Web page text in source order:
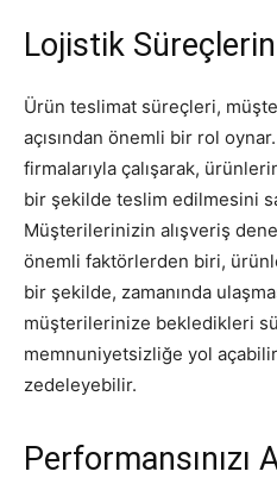
Lojistik
Ürün teslimat süreçleri,
açısından önemli bir rol
firmalarıyla çalışarak,
bir şekilde teslim edilmesini
Müşterilerinizin alışveriş
önemli faktörlerden biri,
bir şekilde, zamanında
müşterilerinize bekledikleri
memnuniyetsizliğe yol
zedeleyebilir.
Performansınızı